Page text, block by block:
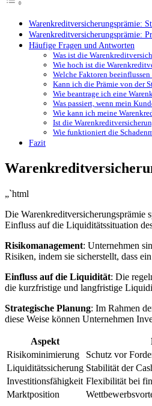
Warenkreditversicherungsprämie:
Warenkreditversicherungsprämie:
Häufige Fragen und⁢ Antworten
Was ⁣ist die
Wie ‍hoch ist die
Welche Faktoren
Kann ich die Prämie von der
Wie beantrage ich eine
Was passiert, wenn​ mein
Wie kann ich meine
Ist die
Wie funktioniert die
Fazit
„`html
Die Warenkreditversicherungsprämie
Einfluss auf ‍die Liquiditätssituation
Risikomanagement: Unternehmen
Risiken,⁣ indem ⁢sie sicherstellt, dass
Einfluss auf die Liquidität: Die
die⁤ kurzfristige ⁣und langfristige
Strategische Planung:⁢ Im Rahmen
diese Weise⁢ können Unternehmen
Aspekt
Risikominimierung
Schutz vor
Liquiditätssicherung Stabilität⁣ der
Investitionsfähigkeit Flexibilität⁢ bei
Marktposition